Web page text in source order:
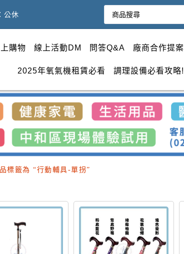
公休
購物 線上活動DM 問答Q&A 廠商合作提案
2025年氧氣機租賃必看 調理設備必看攻略!
標籤為 “行動輔具-單拐”